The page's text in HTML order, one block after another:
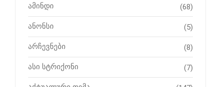
ამინდი (68)
ანონსი (5)
არჩევნები (8)
ასი სტრიქონი (7)